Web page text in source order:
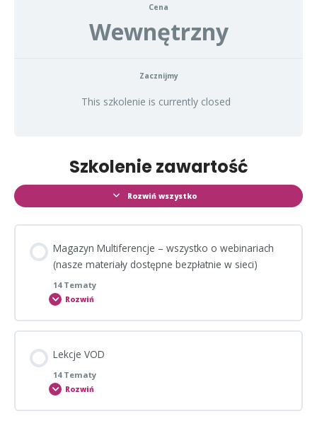
Cena
Wewnętrzny
Zacznijmy
This szkolenie is currently closed
Szkolenie zawartość
Rozwiń wszystko
Magazyn Multiferencje – wszystko o webinariach
(nasze materiały dostępne bezpłatnie w sieci)
14 Tematy
Rozwiń
0% POROCESU
Webinaria – innowacja w PR – Marzena Smolińska
Lekcje VOD
14 Tematy
Rozwiń